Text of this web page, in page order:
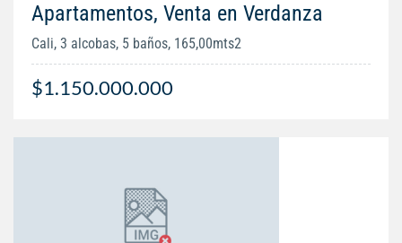
Apartamentos, Venta en Verdanza
Cali, 3 alcobas, 5 baños, 165,00mts2
$1.150.000.000